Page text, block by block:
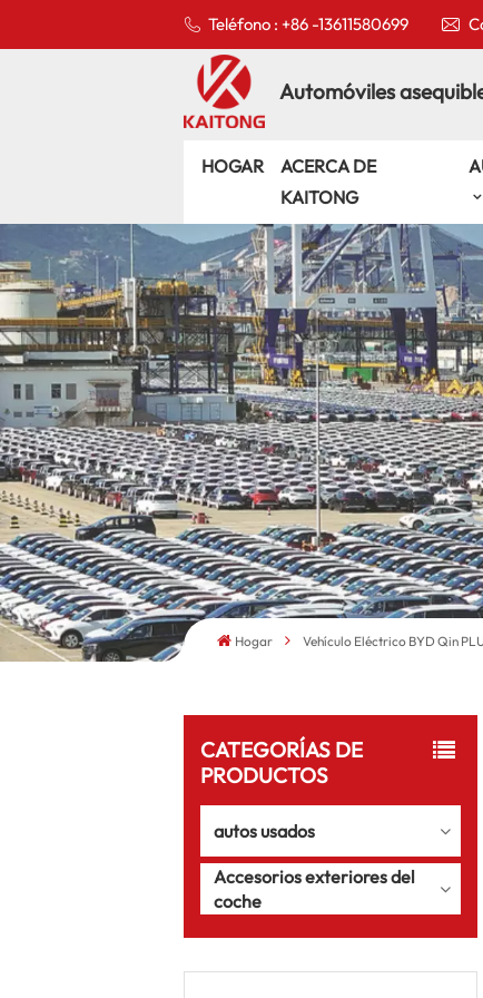
Teléfono : +86 -13611580699
Automóviles
HOGAR
ACERCA DE
KAITONG
Hogar Vehículo Eléctrico BYD Qin
CATEGORÍAS DE
PRODUCTOS
autos usados
Accesorios exteriores del
coche